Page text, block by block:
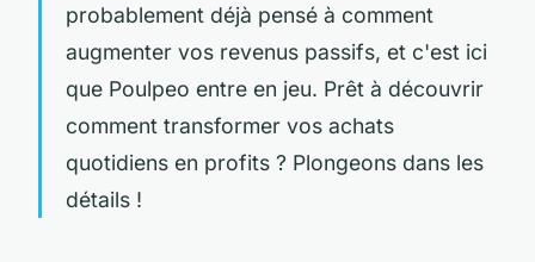
probablement déjà pensé à comment
augmenter vos revenus passifs, et c'est ici
que Poulpeo entre en jeu. Prêt à découvrir
comment transformer vos achats
quotidiens en profits ? Plongeons dans les
détails !